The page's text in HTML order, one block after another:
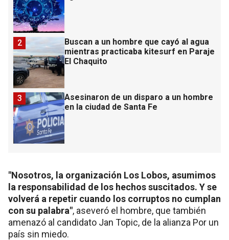
Buscan a un hombre que cayó al agua
mientras practicaba kitesurf en Paraje
El Chaquito
2
Asesinaron de un disparo a un hombre
en la ciudad de Santa Fe
3
"Nosotros, la organización Los Lobos, asumimos
la responsabilidad de los hechos suscitados. Y se
volverá a repetir cuando los corruptos no cumplan
con su palabra", aseveró el hombre, que también
amenazó al candidato Jan Topic, de la alianza Por un
país sin miedo.